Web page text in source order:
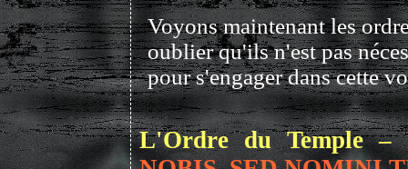
Voyons maintenant les
oublier qu'ils n'est pas
pour s'engager dans cette
L'Ordre du Temple –